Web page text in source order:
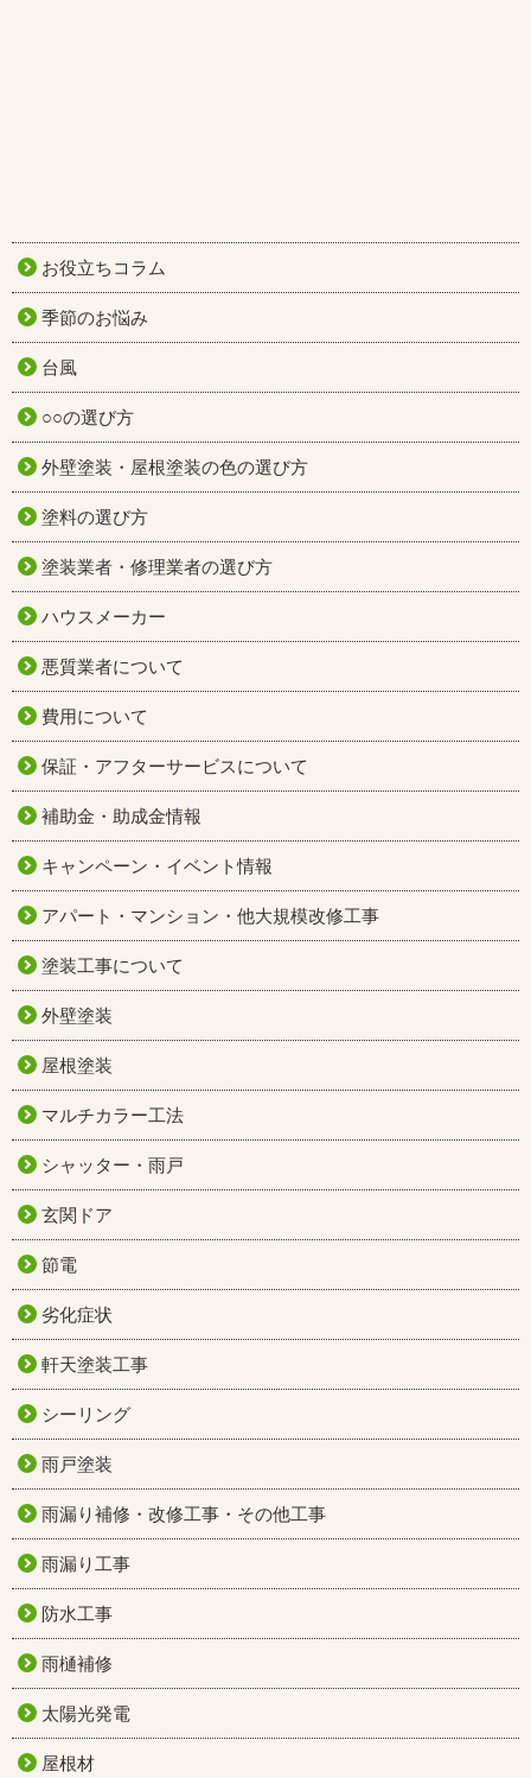
お役立ちコラム
季節のお悩み
台風
○○の選び方
外壁塗装・屋根塗装の色の選び方
塗料の選び方
塗装業者・修理業者の選び方
ハウスメーカー
悪質業者について
費用について
保証・アフターサービスについて
補助金・助成金情報
キャンペーン・イベント情報
アパート・マンション・他大規模改修工事
塗装工事について
外壁塗装
屋根塗装
マルチカラー工法
シャッター・雨戸
玄関ドア
節電
劣化症状
軒天塗装工事
シーリング
雨戸塗装
雨漏り補修・改修工事・その他工事
雨漏り工事
防水工事
雨樋補修
太陽光発電
屋根材